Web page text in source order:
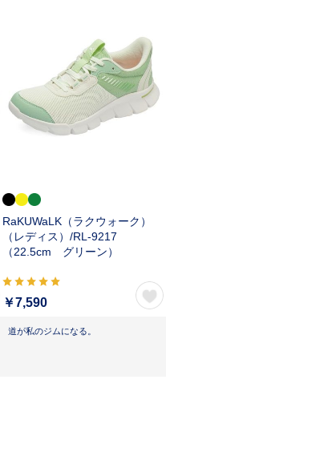
RaKUWaLK（ラクウォーク）
（レディス）/RL-9217
（22.5cm グリーン）
￥7,590
道が私のジムになる。